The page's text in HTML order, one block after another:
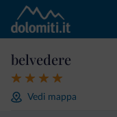
belvedere
Vedi mappa